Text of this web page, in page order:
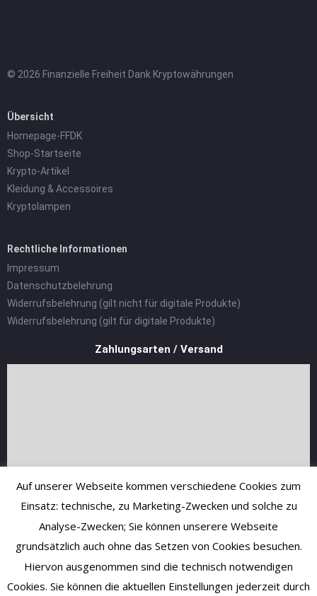
© 2026 Finanzielle Freiheit Dank Kryptowährungen
Übersicht
Homepage-FFDK
Shop-Startseite
Krypto-Artikel
Kleidung & Accessoires
Kryptolampen
Rechtliche Informationen
Impressum
Datenschutzbelehrung
Widerrufsbelehrung (gilt nicht für digitale Produkte)
Widerrufsbelehrung (gilt für digitale Produkte)
Zahlungsarten / Versand
Auf unserer Webseite kommen verschiedene Cookies zum
Einsatz: technische, zu Marketing-Zwecken und solche zu
Analyse-Zwecken; Sie können unserere Webseite
grundsätzlich auch ohne das Setzen von Cookies besuchen.
Hiervon ausgenommen sind die technisch notwendigen
Cookies. Sie können die aktuellen Einstellungen jederzeit durch